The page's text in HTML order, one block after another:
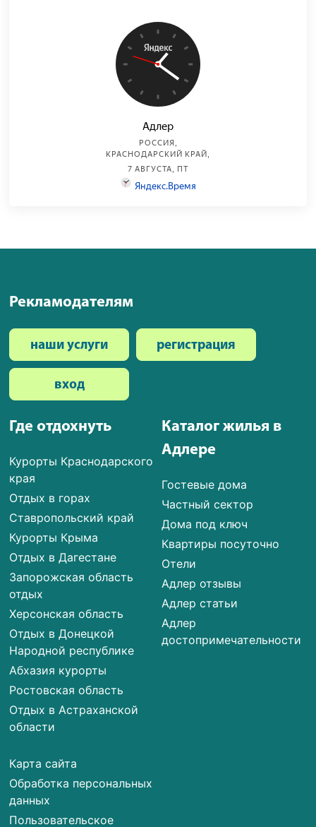
Где отдохнуть
Курорты Краснодарского
края
Отдых в горах
Ставропольский край
Курорты Крыма
Отдых в Дагестане
Запорожская область
отдых
Херсонская область
Отдых в Донецкой
Народной республике
Абхазия курорты
Ростовская область
Отдых в Астраханской
области
Карта сайта
Обработка персональных
данных
Пользовательское
Каталог жилья в
Адлере
Гостевые дома
Частный сектор
Дома под ключ
Квартиры посуточно
Отели
Адлер отзывы
Адлер статьи
Адлер
достопримечательности
Рекламодателям
наши услуги регистрация
вход